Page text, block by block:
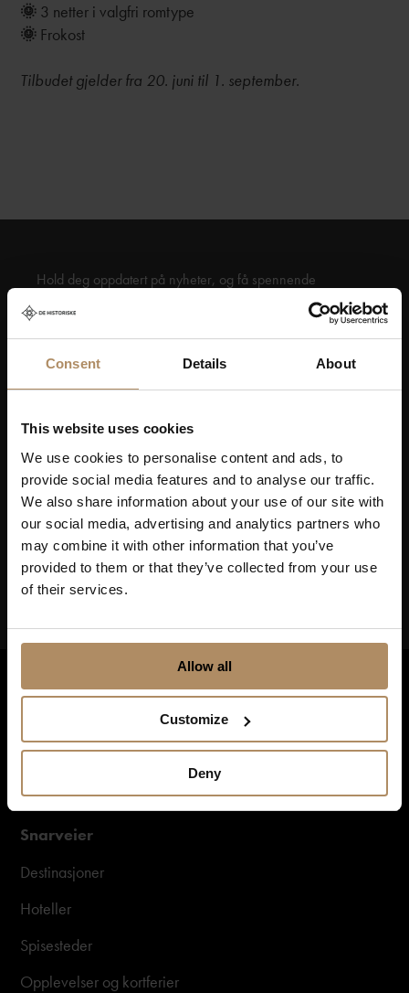
Consent Details About
This website uses cookies
We use cookies to personalise content and ads, to
provide social media features and to analyse our traffic.
We also share information about your use of our site with
our social media, advertising and analytics partners who
may combine it with other information that you’ve
provided to them or that they’ve collected from your use
of their services.
Allow all
Customize
Deny
🌞 3 netter i valgfri romtype
🌞 Frokost
Tilbudet gjelder fra 20. juni til 1. september.
Hold deg oppdatert på nyheter, og få spennende
kontaktinformasjonen du gir oss, og at vi sender deg
nyhetsbrev om våre produkter og tjenester. Du kan
oppheve abonnementet når som helst. Hvis du vil ha mer
informasjon om vår praksis for personvern og hvordan vi
forplikter oss til å beskytte ditt personvern, kan du se våre
retningslinjer her.
Snarveier
Destinasjoner
Hoteller
Spisesteder
Opplevelser og kortferier